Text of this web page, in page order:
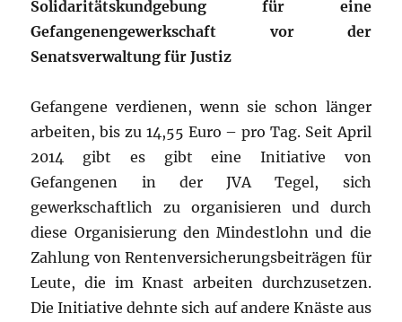
Solidaritätskundgebung für eine
Gefangenengewerkschaft vor der
Senatsverwaltung für Justiz
Gefangene verdienen, wenn sie schon länger
arbeiten, bis zu 14,55 Euro – pro Tag. Seit April
2014 gibt es gibt eine Initiative von
Gefangenen in der JVA Tegel, sich
gewerkschaftlich zu organisieren und durch
diese Organisierung den Mindestlohn und die
Zahlung von Rentenversicherungsbeiträgen für
Leute, die im Knast arbeiten durchzusetzen.
Die Initiative dehnte sich auf andere Knäste aus